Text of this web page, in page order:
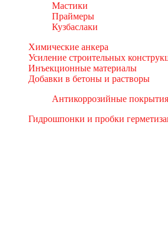
Мастики
Праймеры
Кузбаслаки
Химические анкера
Усиление строительных
Инъекционные материалы
Добавки в бетоны и растворы
Антикоррозийные
Гидрошпонки и пробки